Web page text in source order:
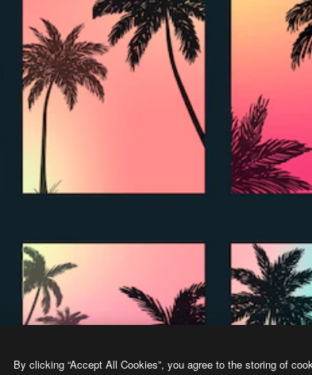
By clicking “Accept All Cookies”, you agree to the storing of